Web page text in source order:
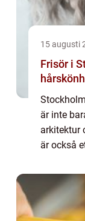
15 augusti
Frisör i
är inte
arkitektur
är också